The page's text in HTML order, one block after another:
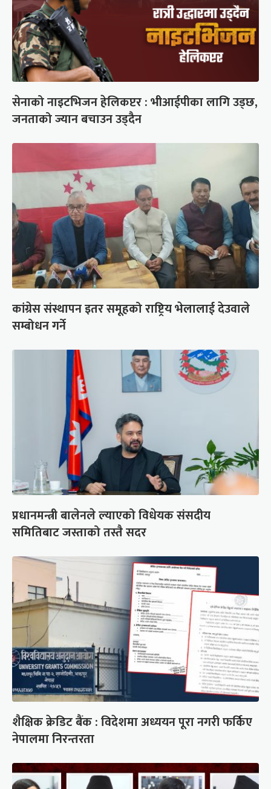
सेनाको नाइटभिजन हेलिकप्टर : भीआईपीका लागि उड्छ,
जनताको ज्यान बचाउन उड्दैन
कांग्रेस संस्थापन इतर समूहको राष्ट्रिय भेलालाई देउवाले
सम्बोधन गर्ने
प्रधानमन्त्री बालेनले ल्याएको विधेयक संसदीय
समितिबाट जस्ताको तस्तै सदर
शैक्षिक क्रेडिट बैंक : विदेशमा अध्ययन पूरा नगरी फर्किए
नेपालमा निरन्तरता